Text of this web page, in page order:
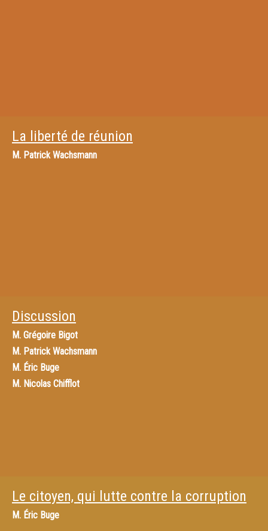
La liberté de réunion
M. Patrick Wachsmann
Discussion
M. Grégoire Bigot
M. Patrick Wachsmann
M. Éric Buge
M. Nicolas Chifflot
Le citoyen, qui lutte contre la corruption
M. Éric Buge